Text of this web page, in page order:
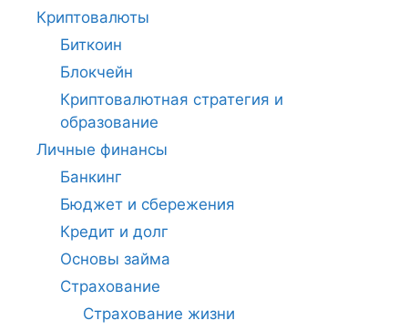
Криптовалюты
Биткоин
Блокчейн
Криптовалютная стратегия и
образование
Личные финансы
Банкинг
Бюджет и сбережения
Кредит и долг
Основы займа
Страхование
Страхование жизни